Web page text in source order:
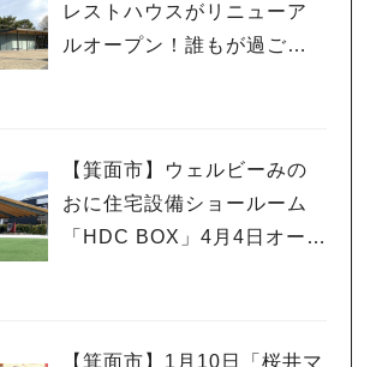
レストハウスがリニューア
ルオープン！誰もが過ごし
【箕面市】ウェルビーみの
おに住宅設備ショールーム
「HDC BOX」4月4日オープ
【箕面市】1月10日「桜井マ